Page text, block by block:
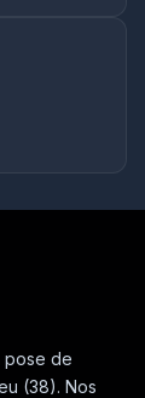
pose de
(38). Nos